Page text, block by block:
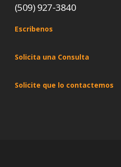
(509) 927-3840
Escribenos
Solicita una Consulta
Solicite que lo contactemos